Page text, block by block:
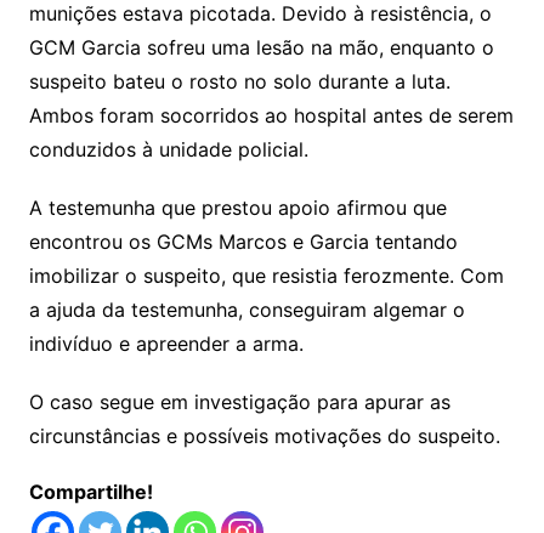
munições estava picotada. Devido à resistência, o
GCM Garcia sofreu uma lesão na mão, enquanto o
suspeito bateu o rosto no solo durante a luta.
Ambos foram socorridos ao hospital antes de serem
conduzidos à unidade policial.
A testemunha que prestou apoio afirmou que
encontrou os GCMs Marcos e Garcia tentando
imobilizar o suspeito, que resistia ferozmente. Com
a ajuda da testemunha, conseguiram algemar o
indivíduo e apreender a arma.
O caso segue em investigação para apurar as
circunstâncias e possíveis motivações do suspeito.
Compartilhe!